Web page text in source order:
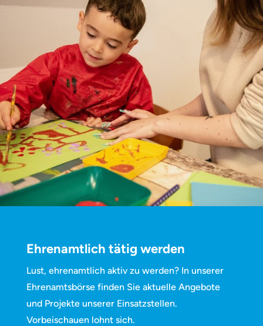
Ehrenamtlich tätig werden
Lust, ehrenamtlich aktiv zu werden? In unserer
Ehrenamtsbörse finden Sie aktuelle Angebote
und Projekte unserer Einsatzstellen.
Vorbeischauen lohnt sich.